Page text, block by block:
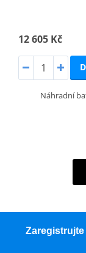
12 605 Kč
Náhradní